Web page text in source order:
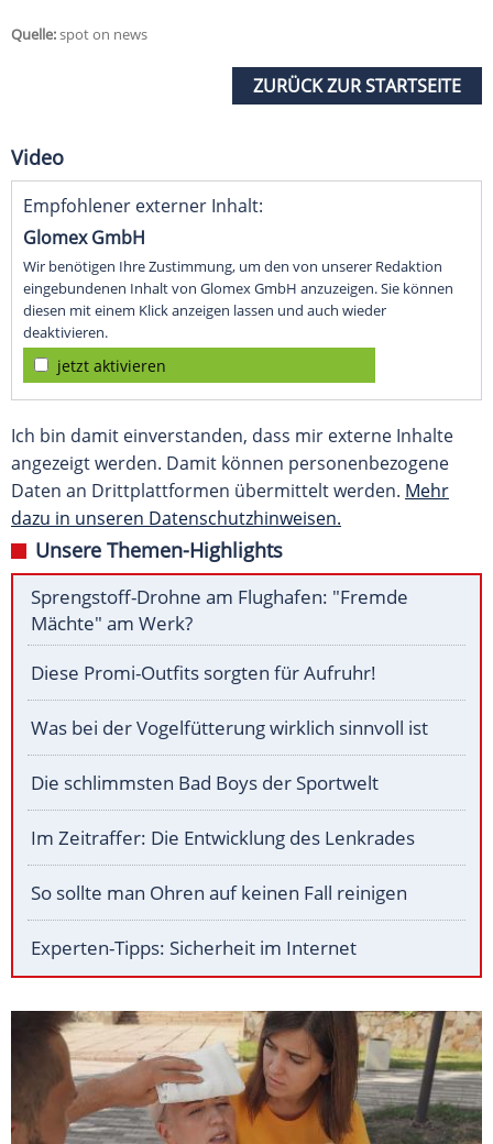
Quelle:spot on news
ZURÜCK ZUR STARTSEITE
Video
Empfohlener externer Inhalt:
Glomex GmbH
Wir benötigen Ihre Zustimmung, um den von unserer Redaktion
eingebundenen Inhalt von Glomex GmbH anzuzeigen. Sie können
diesen mit einem Klick anzeigen lassen und auch wieder
deaktivieren.
jetzt aktivieren
Ich bin damit einverstanden, dass mir externe Inhalte
angezeigt werden. Damit können personenbezogene
Daten an Drittplattformen übermittelt werden. Mehr
dazu in unseren Datenschutzhinweisen.
Unsere Themen-Highlights
Sprengstoff-Drohne am Flughafen: "Fremde
Mächte" am Werk?
Diese Promi-Outfits sorgten für Aufruhr!
Was bei der Vogelfütterung wirklich sinnvoll ist
Die schlimmsten Bad Boys der Sportwelt
Im Zeitraffer: Die Entwicklung des Lenkrades
So sollte man Ohren auf keinen Fall reinigen
Experten-Tipps: Sicherheit im Internet